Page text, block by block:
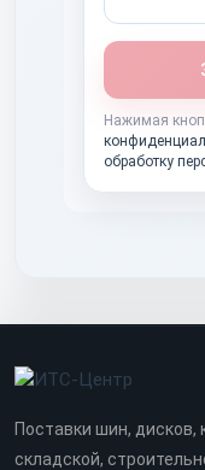
Нажимая
обработку
Поставки шин,
складской,